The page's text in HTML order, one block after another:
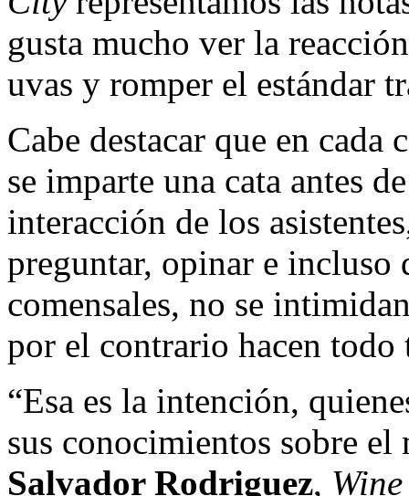
gusta mucho ver la
uvas y romper el estándar
Cabe destacar que en cada
se imparte una cata antes
interacción de los
preguntar, opinar e incluso
comensales, no se
por el contrario hacen todo
“Esa es la intención,
sus conocimientos sobre
Salvador Rodriguez,